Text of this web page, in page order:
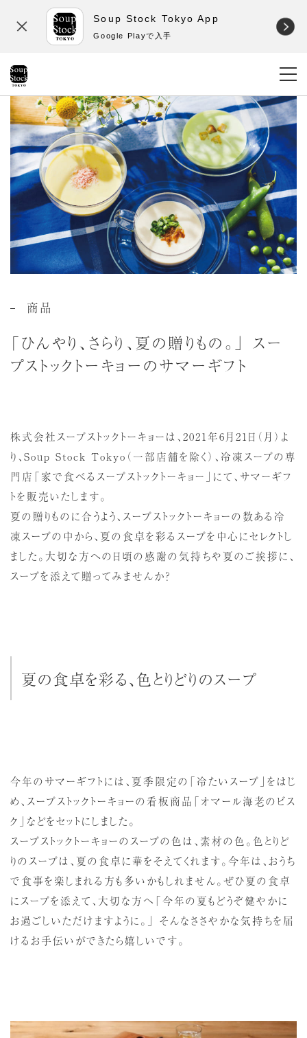
Soup Stock Tokyo App
Google Playで入手
商品
「ひんやり、さらり、夏の贈りもの。」 スー
プストックトーキョーのサマーギフト
株式会社スープストックトーキョーは、2021年6月21日（月）よ
り、Soup Stock Tokyo（一部店舗を除く）、冷凍スープの専
門店「家で食べるスープストックトーキョー」にて、サマーギフ
トを販売いたします。
夏の贈りものに合うよう、スープストックトーキョーの数ある冷
凍スープの中から、夏の食卓を彩るスープを中心にセレクトし
ました。大切な方への日頃の感謝の気持ちや夏のご挨拶に、
スープを添えて贈ってみませんか？
夏の食卓を彩る、色とりどりのスープ
今年のサマーギフトには、夏季限定の「冷たいスープ」をはじ
め、スープストックトーキョーの看板商品「オマール海老のビス
ク」などをセットにしました。
スープストックトーキョーのスープの色は、素材の色。色とりど
りのスープは、夏の食卓に華をそえてくれます。今年は、おうち
で食事を楽しまれる方も多いかもしれません。ぜひ夏の食卓
にスープを添えて、大切な方へ「今年の夏もどうぞ健やかに
お過ごしいただけますように。」 そんなささやかな気持ちを届
けるお手伝いができたら嬉しいです。